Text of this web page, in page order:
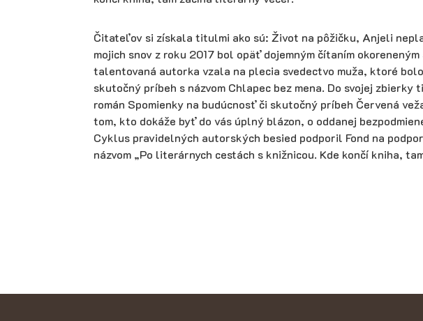
Čitateľov si získala titulmi ako sú: Život na pôžičku, Anjeli
mojich snov z roku 2017 bol opäť dojemným čítaním
talentovaná autorka vzala na plecia svedectvo muža, ktoré
skutočný príbeh s názvom Chlapec bez mena. Do svojej
román Spomienky na budúcnosť či skutočný príbeh Červená
tom, kto dokáže byť do vás úplný blázon, o oddanej
Cyklus pravidelných autorských besied podporil Fond na
názvom „Po literárnych cestách s knižnicou. Kde končí kniha,